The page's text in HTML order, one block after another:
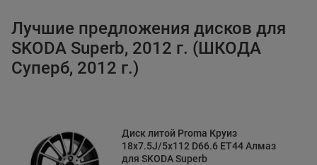
Лучшие предложения дисков для
SKODA Superb, 2012 г. (ШКОДА
Суперб, 2012 г.)
Диск литой Proma Круиз
18x7.5J/5x112 D66.6 ET44 Алмаз
для SKODA Superb